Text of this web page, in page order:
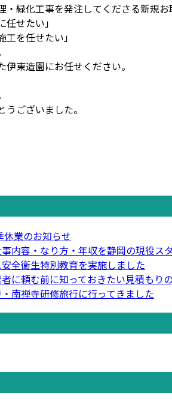
緑化工事を発注してくださる新規お
任せたい」
工を任せたい」
東造園にお任せください。
ございました。
休業のお知らせ
内容・なり方・年収を静岡の現役ス
全衛生特別教育を実施しました
に頼む前に知っておきたい見積もり
南禅寺研修旅行に行ってきました